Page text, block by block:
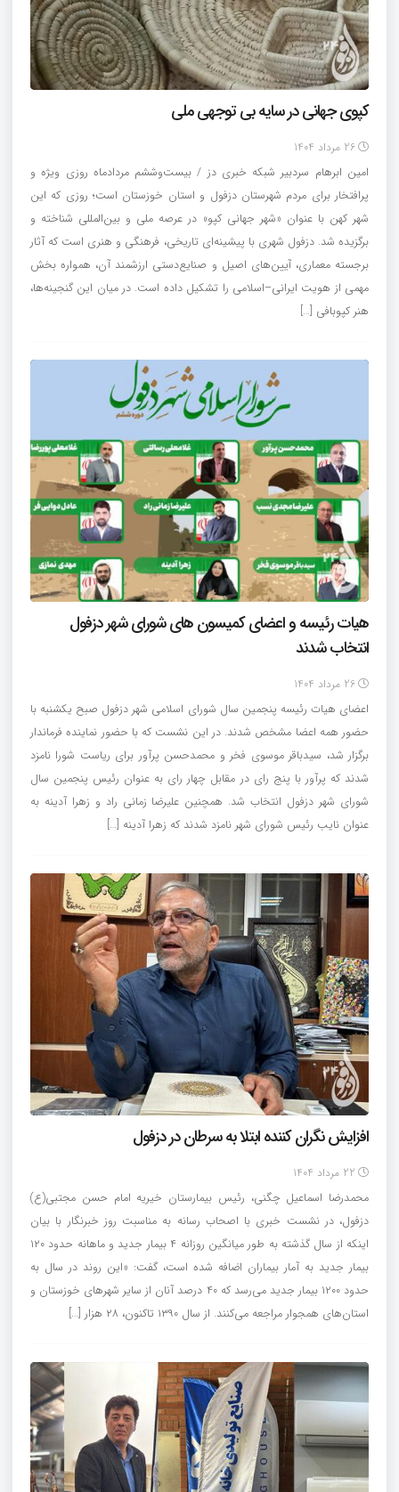
کپوی جهانی در سایه بی توجهی ملی
26 مرداد 1404
امین ابرهام سردبیر شبکه خبری دز / بیست‌وششم مردادماه روزی ویژه و
پرافتخار برای مردم شهرستان دزفول و استان خوزستان است؛ روزی که این
شهر کهن با عنوان «شهر جهانی کپو» در عرصه ملی و بین‌المللی شناخته و
برگزیده شد. دزفول شهری با پیشینه‌ای تاریخی، فرهنگی و هنری است که آثار
برجسته معماری، آیین‌های اصیل و صنایع‌دستی ارزشمند آن، همواره بخش
مهمی از هویت ایرانی–اسلامی را تشکیل داده است. در میان این گنجینه‌ها،
هنر کپو‌بافی […]
هیات رئیسه و اعضای کمیسون های شورای شهر دزفول
انتخاب شدند
26 مرداد 1404
اعضای هیات رئیسه پنجمین سال شورای اسلامی شهر دزفول صبح یکشنبه با
حضور همه اعضا مشخص شدند. در این نشست که با حضور نماینده فرماندار
برگزار شد، سیدباقر موسوی فخر و محمدحسن پرآور برای ریاست شورا نامزد
شدند که پرآور با پنج رای در مقابل چهار رای به عنوان رئیس پنجمین سال
شورای شهر دزفول انتخاب شد. همچنین علیرضا زمانی راد و زهرا آدینه به
عنوان نایب رئیس شورای شهر نامزد شدند که زهرا آدینه […]
افزایش نگران کننده ابتلا به سرطان در دزفول
22 مرداد 1404
محمدرضا اسماعیل چگنی، رئیس بیمارستان خیریه امام حسن مجتبی(ع)
دزفول، در نشست خبری با اصحاب رسانه به مناسبت روز خبرنگار با بیان
اینکه از سال گذشته به طور میانگین روزانه ۴ بیمار جدید و ماهانه حدود ۱۲۰
بیمار جدید به آمار بیماران اضافه شده است، گفت: «این روند در سال به
حدود ۱۲۰۰ بیمار جدید می‌رسد که ۴۰ درصد آنان از سایر شهرهای خوزستان و
استان‌های همجوار مراجعه می‌کنند. از سال ۱۳۹۰ تاکنون، ۲۸ هزار […]